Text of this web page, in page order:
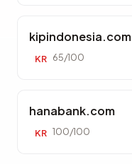
kipindonesia.com
KR 65/100
hanabank.com
KR 100/100